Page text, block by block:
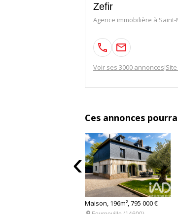
Zefir
Agence immobilière à Saint-
Voir ses 3000 annonces|
Ces annonces
Maison, 196m², 795 000 €
‹